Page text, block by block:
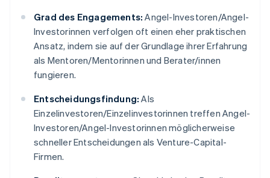
Grad des Engagements: Angel-Investoren/Angel-
Investorinnen verfolgen oft einen eher praktischen
Ansatz, indem sie auf der Grundlage ihrer Erfahrung
als Mentoren/Mentorinnen und Berater/innen
fungieren.
Entscheidungsfindung: Als
Einzelinvestoren/Einzelinvestorinnen treffen Angel-
Investoren/Angel-Investorinnen möglicherweise
schneller Entscheidungen als Venture-Capital-
Firmen.